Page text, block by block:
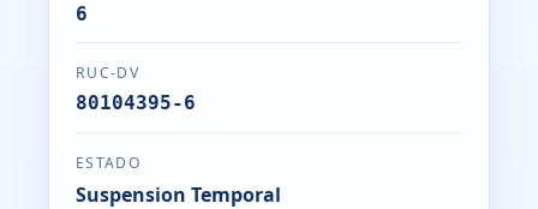
6
RUC-DV
80104395-6
ESTADO
Suspension Temporal